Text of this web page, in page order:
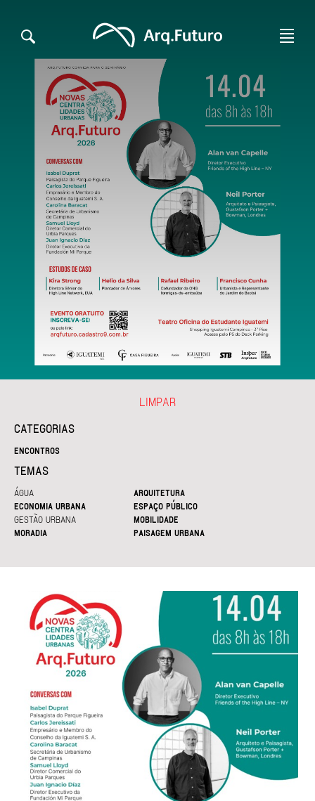
CATEGORIAS
ENCONTROS
TEMAS
ÁGUA
ARQUITETURA
ECONOMIA URBANA
ESPAÇO PÚBLICO
GESTÃO URBANA
MOBILIDADE
MORADIA
PAISAGEM URBANA
LIMPAR